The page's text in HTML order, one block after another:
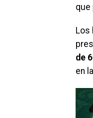
que
Los
de
en